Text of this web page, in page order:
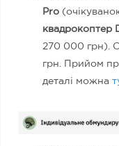
Pro
квадрокоптер
270 000 грн).
грн. Прийом
деталі можна